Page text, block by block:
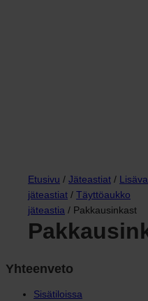
Etusivu / Jäteastiat /
jäteastiat / Täyttöaukko
jäteastia / Pakkausinkast
Yhteenveto
Sisätiloissa